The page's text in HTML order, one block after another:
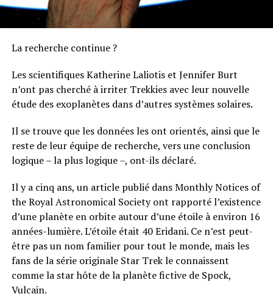
La recherche continue ?
Les scientifiques Katherine Laliotis et Jennifer Burt
n’ont pas cherché à irriter Trekkies avec leur nouvelle
étude des exoplanètes dans d’autres systèmes solaires.
Il se trouve que les données les ont orientés, ainsi que le
reste de leur équipe de recherche, vers une conclusion
logique – la plus logique –, ont-ils déclaré.
Il y a cinq ans, un article publié dans Monthly Notices of
the Royal Astronomical Society ont rapporté l’existence
d’une planète en orbite autour d’une étoile à environ 16
années-lumière. L’étoile était 40 Eridani. Ce n’est peut-
être pas un nom familier pour tout le monde, mais les
fans de la série originale Star Trek le connaissent
comme la star hôte de la planète fictive de Spock,
Vulcain.